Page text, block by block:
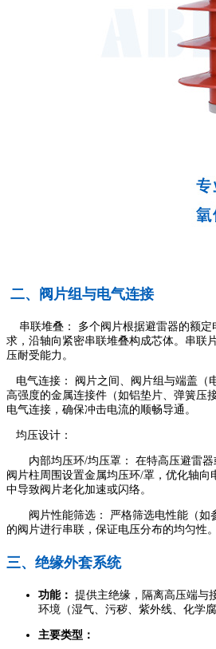
二、阀片组与电气连接
串联堆叠： 多个阀片根据避雷器的额定
求，沿轴向紧密串联堆叠构成芯体。串联
压耐受能力。
电气连接： 阀片之间、阀片组与端盖（
高强度的金属连接件（如铝垫片、弹簧压
电气连接，确保冲击电流的顺畅导通。
均压设计：
内部均压环/均压罩： 在特高压避雷器
阀片柱周围设置金属均压环/罩，优化轴向
中导致阀片老化加速或闪络。
阀片性能筛选： 严格筛选电性能（如
的阀片进行串联，保证电压分布的均匀性。
三、绝缘外套系统
功能： 提供主绝缘，隔离高压端与
环境（湿气、污秽、紫外线、化学
主要类型：